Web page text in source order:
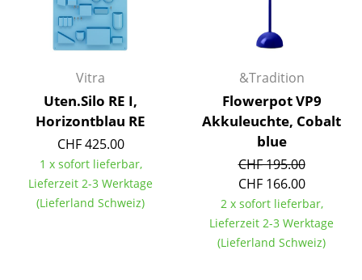
Schaukelstühle
Bürodrehstühle
Konferenzstühle
Bürosessel
Einzelteile
... alle Sitzmöbel
Tische
Vitra
Uten.Silo RE I,
Horizontblau RE
CHF 425.00
1 x sofort lieferbar,
Lieferzeit 2-3 Werktage
(Lieferland Schweiz)
&Tradition
Flowerpot VP9
Akkuleuchte, Cobalt
blue
CHF 195.00
CHF 166.00
2 x sofort lieferbar,
Lieferzeit 2-3 Werktage
(Lieferland Schweiz)